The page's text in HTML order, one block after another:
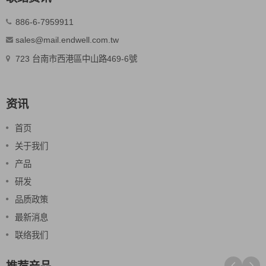
886-6-7959911
sales@mail.endwell.com.tw
723 台南市西港區中山路469-6號
资讯
首页
关于我们
产品
研发
品质政策
最新消息
联络我们